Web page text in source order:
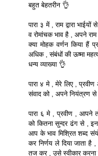
बहुत बेहतरीन 👌
पारा ३ में , राम द्वारा
व रोमांचक भाव है , अपने
क्या मोहक वर्णन किया
अधिक , संबंधों की ऊष्मा
धन्य व्याख्या 👌
पारा ४ मे , मेरे लिए ,
संवाद को , अपने नियंत्रण से
पारा ६ मे , प्रवीण , आपने
को कितना सुन्दर ढंग से ,
आप के भाव मिश्रित शब्द
कर निर्णय ले दिया जाता
तज कर , उसे स्वीकार करना